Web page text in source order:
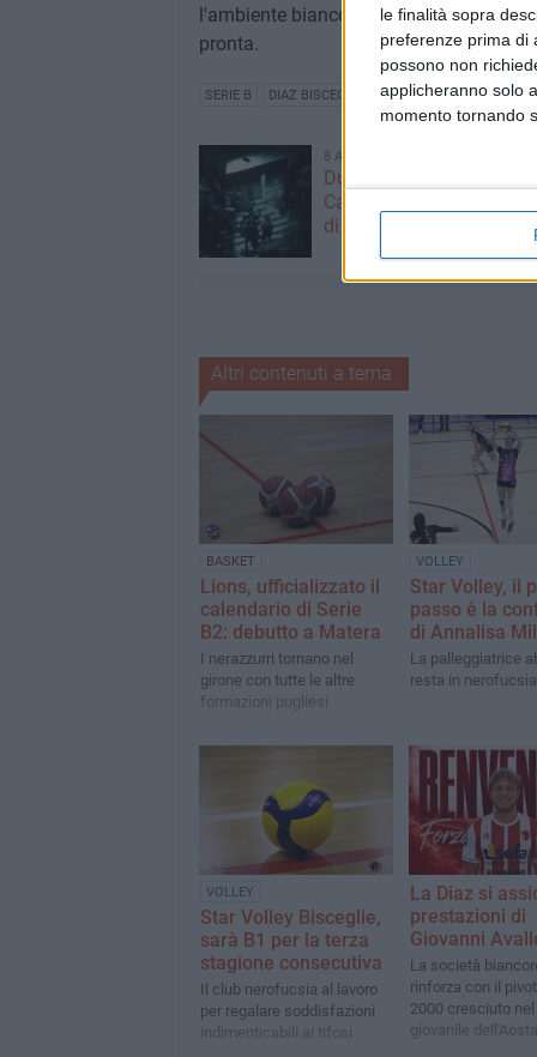
le finalità sopra
preferenze prima di
possono non
applicheranno solo
momento tornando
l'ambiente biancorosso è già carico: la
pronta.
SERIE B DIAZ BISCEGLIE
8 AGOSTO 2026
Due latitanti del clan
Capriati arrestati in un
di Bisceglie
Altri contenuti a tema
BASKET
Lions, ufficializzato il
calendario di Serie
B2: debutto a Matera
I nerazzurri tornano nel
girone con tutte le altre
formazioni pugliesi
VOLLEY
Star Volley, il
passo è la
di Annalisa
La palleggiatrice
resta in nerofucsia
VOLLEY
Star Volley Bisceglie,
sarà B1 per la terza
stagione consecutiva
Il club nerofucsia al lavoro
per regalare soddisfazioni
indimenticabili ai tifosi
La Diaz si
prestazioni di
Giovanni
La società
rinforza con il
2000 cresciuto
giovanile dell'Aosta